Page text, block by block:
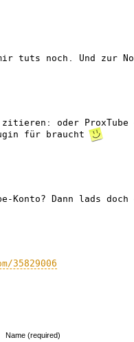
tuts noch. Und zur
zitieren: oder
für braucht
Konto? Dann lads
35829006
Name (required)